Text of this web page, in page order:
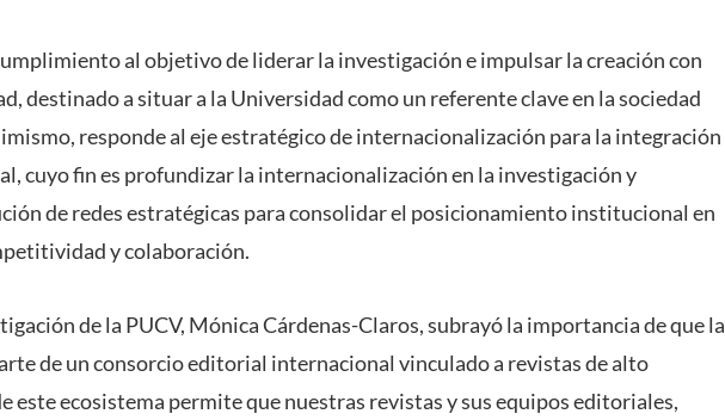
al objetivo de liderar la investigación e impulsar la creación con
destinado a situar a la Universidad como un referente clave en la sociedad
responde al eje estratégico de internacionalización para la integración
cuyo fin es profundizar la internacionalización en la investigación y
de redes estratégicas para consolidar el posicionamiento institucional en
y colaboración.
de la PUCV, Mónica Cárdenas-Claros, subrayó la importancia de que la
de un consorcio editorial internacional vinculado a revistas de alto
este ecosistema permite que nuestras revistas y sus equipos editoriales,